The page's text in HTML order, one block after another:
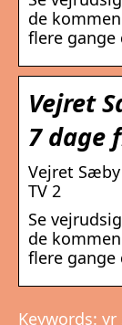
de
flere gange
Vejret
7 dage
Vejret
TV 2
Se
de
flere gange
Keywords: